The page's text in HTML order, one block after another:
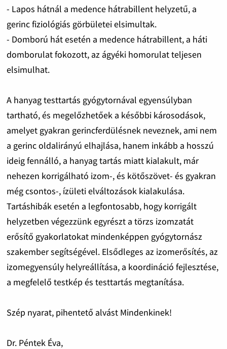
- Lapos hátnál a medence hátrabillent helyzetű, a
gerinc fiziológiás görbületei elsimultak.
- Domború hát esetén a medence hátrabillent, a háti
domborulat fokozott, az ágyéki homorulat teljesen
elsimulhat.
A hanyag testtartás gyógytornával egyensúlyban
tartható, és megelőzhetőek a későbbi károsodások,
amelyet gyakran gerincferdülésnek neveznek, ami nem
a gerinc oldalirányú elhajlása, hanem inkább a hosszú
ideig fennálló, a hanyag tartás miatt kialakult, már
nehezen korrigálható izom-, és kötőszövet- és gyakran
még csontos-, ízületi elváltozások kialakulása.
Tartáshibák esetén a legfontosabb, hogy korrigált
helyzetben végezzünk egyrészt a törzs izomzatát
erősítő gyakorlatokat mindenképpen gyógytornász
szakember segítségével. Elsődleges az izomerősítés, az
izomegyensúly helyreállítása, a koordináció fejlesztése,
a megfelelő testkép és testtartás megtanítása.
Szép nyarat, pihentető alvást Mindenkinek!
Dr. Péntek Éva,